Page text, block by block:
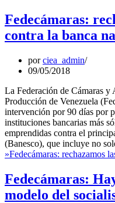
Fedecámaras:
contra la banca
porciea_admin
09/05/2018
La Federación de Cámaras
Producción de Venezuela
intervención por 90 días por
instituciones bancarias más
emprendidas contra el
(Banesco), que incluye no
»Fedecámaras: rechazamos
Fedecámaras:
modelo del